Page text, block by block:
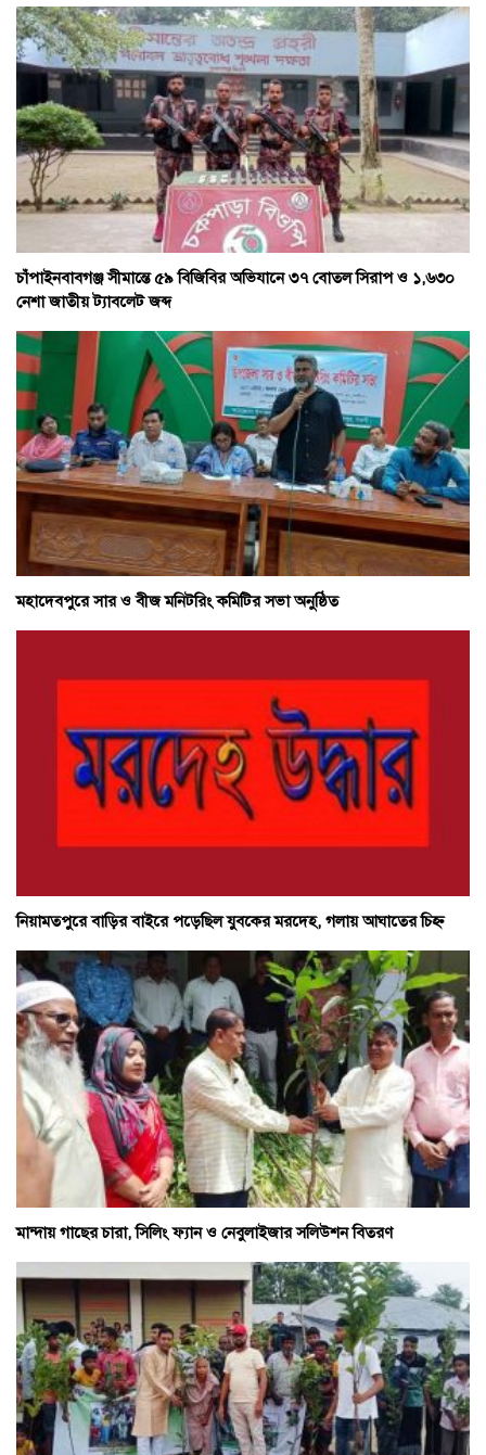
চাঁপাইনবাবগঞ্জ সীমান্তে ৫৯ বিজিবির অভিযানে ৩৭ বোতল সিরাপ ও ১,৬৩০
নেশা জাতীয় ট্যাবলেট জব্দ
মহাদেবপুরে সার ও বীজ মনিটরিং কমিটির সভা অনুষ্ঠিত
নিয়ামতপুরে বাড়ির বাইরে পড়েছিল যুবকের মরদেহ, গলায় আঘাতের চিহ্ন
মান্দায় গাছের চারা, সিলিং ফ্যান ও নেবুলাইজার সলিউশন বিতরণ